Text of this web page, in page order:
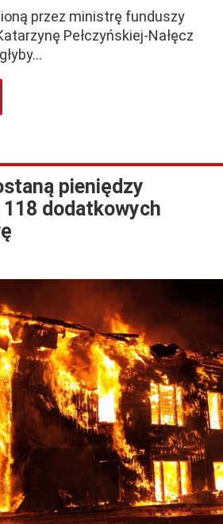
przez ministrę funduszy
Pełczyńskiej-Nałęcz
pieniędzy
dodatkowych